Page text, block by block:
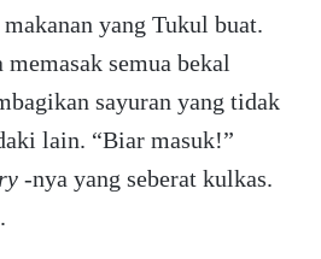
yang Tukul buat.
semua bekal
sayuran yang tidak
lain. “Biar masuk!”
-nya yang seberat kulkas.